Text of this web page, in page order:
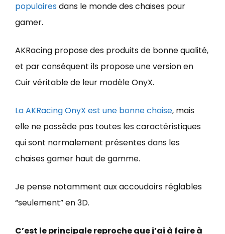
populaires dans le monde des chaises pour
gamer.
AKRacing propose des produits de bonne qualité,
et par conséquent ils propose une version en
Cuir véritable de leur modèle OnyX.
La AKRacing OnyX est une bonne chaise, mais
elle ne possède pas toutes les caractéristiques
qui sont normalement présentes dans les
chaises gamer haut de gamme.
Je pense notamment aux accoudoirs réglables
“seulement” en 3D.
C’est le principale reproche que j’ai à faire à